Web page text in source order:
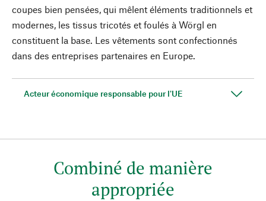
coupes bien pensées, qui mêlent éléments traditionnels et
modernes, les tissus tricotés et foulés à Wörgl en
constituent la base. Les vêtements sont confectionnés
dans des entreprises partenaires en Europe.
Acteur économique responsable pour l'UE
Combiné de manière
appropriée